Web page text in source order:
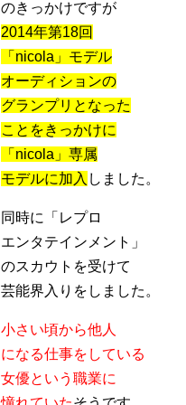
のきっかけですが
2014年第18回
「nicola」モデル
オーディションの
グランプリとなった
ことをきっかけに
「nicola」専属
モデルに加入 しました。
同時に「レプロ
エンタテインメント」
のスカウトを受けて
芸能界入りをしました。
小さい頃から他人
になる仕事をしている
女優という職業に